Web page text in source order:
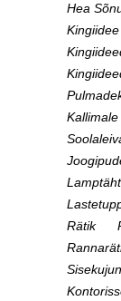
Hea
Kingiidee
Kallimale
Lamptäht
Rätik